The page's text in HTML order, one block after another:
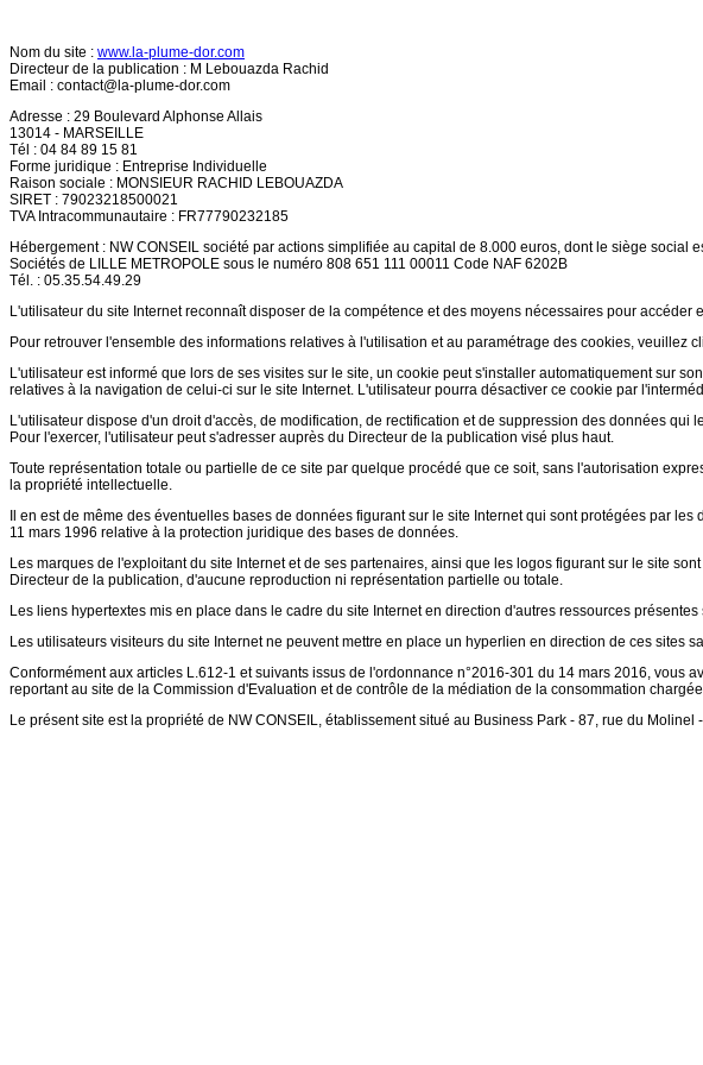
Nom du site : www.la-plume-dor.com
Directeur de la publication : M Lebouazda Rachid
Email : contact@la-plume-dor.com
Adresse : 29 Boulevard Alphonse Allais
13014 - MARSEILLE
Tél : 04 84 89 15 81
Forme juridique : Entreprise Individuelle
Raison sociale : MONSIEUR RACHID LEBOUAZDA
SIRET : 79023218500021
TVA Intracommunautaire : FR77790232185
Hébergement : NW CONSEIL société par actions simplifiée au capital de 8.000 euros, dont le siège
Sociétés de LILLE METROPOLE sous le numéro 808 651 111 00011 Code NAF 6202B
Tél. : 05.35.54.49.29
L'utilisateur du site Internet reconnaît disposer de la compétence et des moyens nécessaires pour
Pour retrouver l'ensemble des informations relatives à l'utilisation et au paramétrage des cookies, veuillez
L'utilisateur est informé que lors de ses visites sur le site, un cookie peut s'installer automatiquement sur
relatives à la navigation de celui-ci sur le site Internet. L'utilisateur pourra désactiver ce cookie par
L'utilisateur dispose d'un droit d'accès, de modification, de rectification et de suppression des données qui
Pour l'exercer, l'utilisateur peut s'adresser auprès du Directeur de la publication visé plus haut.
Toute représentation totale ou partielle de ce site par quelque procédé que ce soit, sans l'autorisation
la propriété intellectuelle.
Il en est de même des éventuelles bases de données figurant sur le site Internet qui sont protégées par
11 mars 1996 relative à la protection juridique des bases de données.
Les marques de l'exploitant du site Internet et de ses partenaires, ainsi que les logos figurant sur le site
Directeur de la publication, d'aucune reproduction ni représentation partielle ou totale.
Les liens hypertextes mis en place dans le cadre du site Internet en direction d'autres ressources
Les utilisateurs visiteurs du site Internet ne peuvent mettre en place un hyperlien en direction de ces sites
Conformément aux articles L.612-1 et suivants issus de l'ordonnance n°2016-301 du 14 mars 2016,
reportant au site de la Commission d'Evaluation et de contrôle de la médiation de la consommation
Le présent site est la propriété de NW CONSEIL, établissement situé au Business Park - 87, rue du